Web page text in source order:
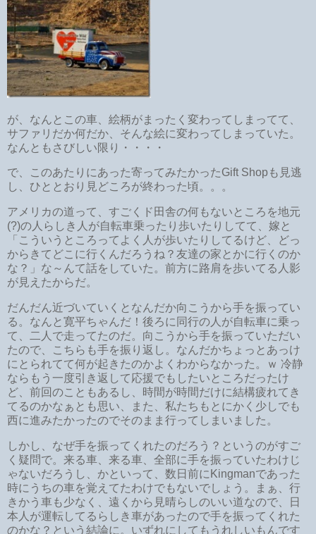
が、なんとこの車、絵柄がまったく変わってしまってて、
サファリだか何だか、そんな絵に変わってしまっていた。
なんともさびしい限り・・・・
で、このあたりにあった寄ってみたかったGift Shopも見逃
し、ひととおり見どころが終わった頃。。。
アメリカの道って、すごくド田舎の何もないところを地元
(?)の人らしき人が自転車乗ったり歩いたりしてて、嫁と
「こういうところってよく人が歩いたりしてるけど、どっ
からきてどこに行くんだろうね？友達の家とかに行くのか
な？」な～んて話をしていた。前方に路肩を歩いてる人影
が見えたからだ。
だんだん近づいていくとなんだか向こうから手を振ってい
る。なんと寛平ちゃんだ！後ろに同行の人が自転車に乗っ
て、二人で走ってたのだ。向こうから手を振っていただい
たので、こちらも手を振り返し。なんだかちょっとあっけ
にとられてて何が起きたのかよくわからなかった。ｗ 冷静
ならもう一度引き返して応援でもしたいところだったけ
ど、前回のこともあるし、時間が時間だけに結構疲れてき
てるのかなぁとも思い、また、私たちもとにかく少しでも
西に進みたかったのでそのまま行ってしまいました。
しかし、なぜ手を振ってくれたのだろう？というのがすご
く疑問で。来る車、来る車、全部に手を振っていたわけじ
ゃないだろうし、かといって、数日前にKingmanであった
時にうちの車を覚えてたわけでもないでしょう。まぁ、行
きかう車も少なく、遠くから見晴らしのいい道なので、日
本人が運転してるらしき車があったので手を振ってくれた
のかな？という結論に。いずれにしてもうれしいもんです